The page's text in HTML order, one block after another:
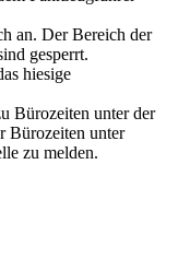
an. Der Bereich der
gesperrt.
hiesige
Bürozeiten unter der
Bürozeiten unter
zu melden.